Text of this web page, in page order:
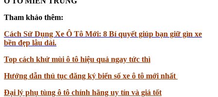
Tham khảo thêm:
Cách Sử Dụng Xe Ô Tô Mới: 8 Bí quyết giúp bạn giữ gìn xe
bền đẹp lâu dài.
Top cách khử mùi ô tô hiệu quả ngay tức thì
Hướng dẫn thủ tục đăng ký biển số xe ô tô mới nhất
Đại lý phụ tùng ô tô chính hãng uy tín và giá tốt